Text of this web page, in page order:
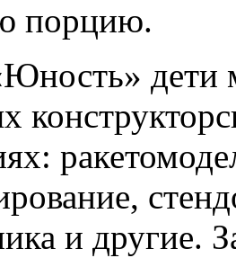
порцию.
дети
и другие.